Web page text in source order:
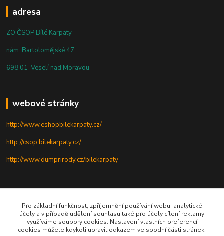
adresa
ZO ČSOP Bílé Karpaty
nám. Bartolomějské 47
698 01 Veselí nad Moravou
webové stránky
http://www.eshopbilekarpaty.cz/
http://csop.bilekarpaty.cz/
http://www.dumprirody.cz/bilekarpaty
+420 725 437 882
Pro základní funkčnost, zpříjemnění používání webu, analytické
účely a v případě udělení souhlasu také pro účely cílení reklamy
využíváme soubory cookies. Nastavení vlastních preferencí
cookies můžete kdykoli upravit odkazem ve spodní části stránek.